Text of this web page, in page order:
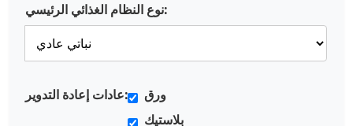
نوع النظام الغذائي الرئيسي:
عادات إعادة التدوير:
ورق
بلاستيك